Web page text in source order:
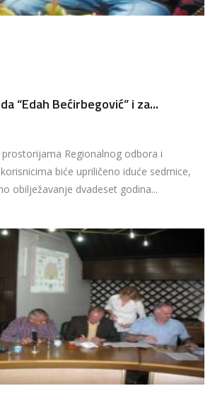
“Edah Bećirbegović” i za...
Regionalnog odbora i
biće upriličeno iduće sedmice,
obilježavanje dvadeset godina...